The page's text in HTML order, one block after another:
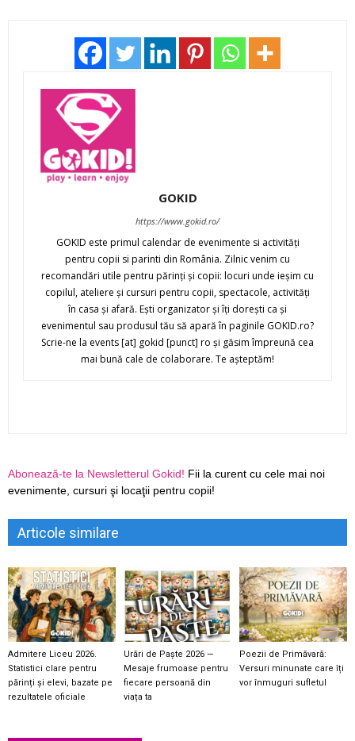
GOKID
https://www.gokid.ro/
GOKID este primul calendar de evenimente si activităţi
pentru copii si parinti din România. Zilnic venim cu
recomandări utile pentru părinţi şi copii: locuri unde ieşim cu
copilul, ateliere şi cursuri pentru copii, spectacole, activităţi
în casa şi afară. Eşti organizator şi îţi doreşti ca şi
evenimentul sau produsul tău să apară în paginile GOKID.ro?
Scrie-ne la events [at] gokid [punct] ro şi găsim împreună cea
mai bună cale de colaborare. Te aşteptăm!
Abonează-te la Newsletterul Gokid! Fii la curent cu cele mai noi
evenimente, cursuri şi locaţii pentru copii!
Articole similare
Admitere Liceu 2026.
Statistici clare pentru
părinți și elevi, bazate pe
rezultatele oficiale
Urări de Paște 2026 —
Mesaje frumoase pentru
fiecare persoană din
viața ta
Poezii de Primăvară:
Versuri minunate care îți
vor înmuguri sufletul